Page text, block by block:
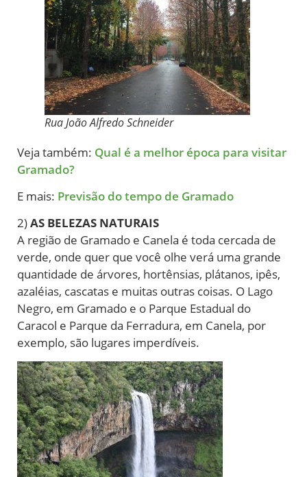
Rua João Alfredo Schneider
Veja também: Qual é a melhor época para visitar
Gramado?
E mais: Previsão do tempo de Gramado
2)AS BELEZAS NATURAIS
A região de Gramado e Canela é toda cercada de
verde, onde quer que você olhe verá uma grande
quantidade de árvores, hortênsias, plátanos, ipês,
azaléias, cascatas e muitas outras coisas. O Lago
Negro, em Gramado e o Parque Estadual do
Caracol e Parque da Ferradura, em Canela, por
exemplo, são lugares imperdíveis.